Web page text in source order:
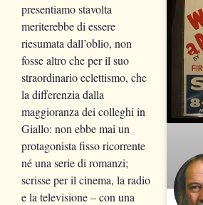
presentiamo stavolta
meriterebbe di essere
riesumata dall’oblio, non
fosse altro che per il suo
straordinario eclettismo, che
la differenzia dalla
maggioranza dei colleghi in
Giallo: non ebbe mai un
protagonista fisso ricorrente
né una serie di romanzi;
scrisse per il cinema, la radio
e la televisione – con una